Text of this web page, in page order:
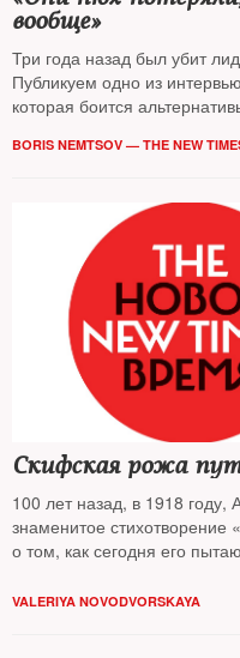
вообще»
Три года назад был убит
Публикуем одно из
которая боится
BORIS NEMTSOV — THE NEW
Скифская рожа
100 лет назад, в 1918 году,
знаменитое
о том, как сегодня его
VALERIYA NOVODVORSKAYA